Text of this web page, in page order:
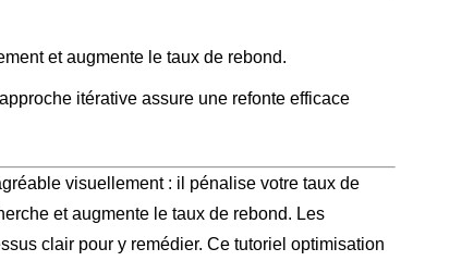
et augmente le taux de rebond.
itérative assure une refonte efficace
visuellement : il pénalise votre taux de
et augmente le taux de rebond. Les
clair pour y remédier. Ce tutoriel optimisation